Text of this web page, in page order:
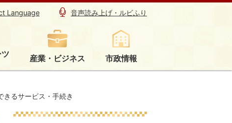
Language 音声読み上げ・ルビふり
産業・ビジネス 市政情報
きるサービス・手続き